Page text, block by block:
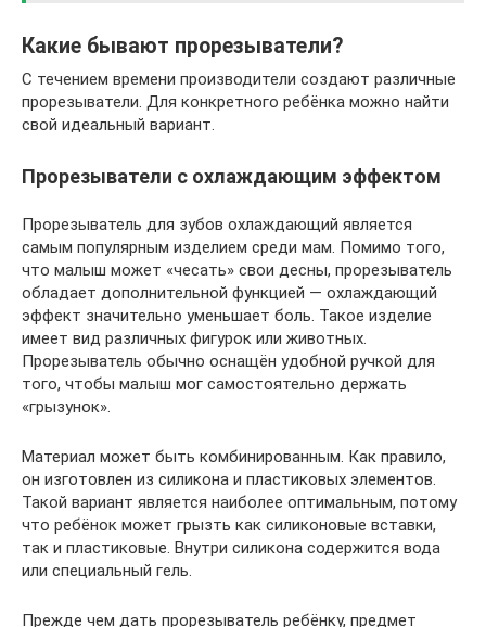
Какие бывают прорезыватели?
С течением времени производители создают различные
прорезыватели. Для конкретного ребёнка можно найти
свой идеальный вариант.
Прорезыватели с охлаждающим эффектом
Прорезыватель для зубов охлаждающий является
самым популярным изделием среди мам. Помимо того,
что малыш может «чесать» свои десны, прорезыватель
обладает дополнительной функцией — охлаждающий
эффект значительно уменьшает боль. Такое изделие
имеет вид различных фигурок или животных.
Прорезыватель обычно оснащён удобной ручкой для
того, чтобы малыш мог самостоятельно держать
«грызунок».
Материал может быть комбинированным. Как правило,
он изготовлен из силикона и пластиковых элементов.
Такой вариант является наиболее оптимальным, потому
что ребёнок может грызть как силиконовые вставки,
так и пластиковые. Внутри силикона содержится вода
или специальный гель.
Прежде чем дать прорезыватель ребёнку, предмет